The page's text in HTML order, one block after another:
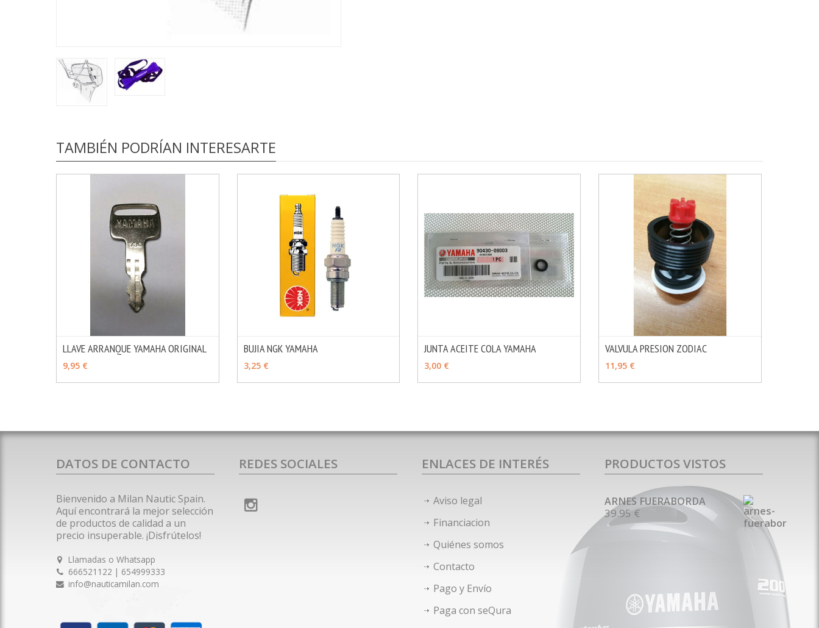
TAMBIÉN PODRÍAN INTERESARTE
LLAVE ARRANQUE YAMAHA ORIGINAL
9,95 €
BUJIA NGK YAMAHA
3,25 €
JUNTA ACEITE COLA YAMAHA
3,00 €
VALVULA PRESION ZODIAC
11,95 €
DATOS DE CONTACTO
Bienvenido a Milan Nautic Spain.
Aquí encontrará la mejor selección
de productos de calidad a un
precio insuperable. ¡Disfrútelos!
Llamadas o Whatsapp
666521122 | 654999333
info@nauticamilan.com
REDES SOCIALES ENLACES DE INTERÉS
Aviso legal
Financiacion
Quiénes somos
Contacto
Pago y Envío
Paga con seQura
PRODUCTOS VISTOS
ARNES FUERABORDA
39.95 €